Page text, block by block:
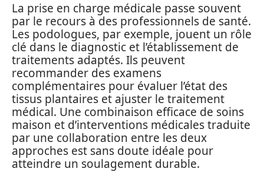
La prise en charge médicale passe souvent
par le recours à des professionnels de santé.
Les podologues, par exemple, jouent un rôle
clé dans le diagnostic et l’établissement de
traitements adaptés. Ils peuvent
recommander des examens
complémentaires pour évaluer l’état des
tissus plantaires et ajuster le traitement
médical. Une combinaison efficace de soins
maison et d’interventions médicales traduite
par une collaboration entre les deux
approches est sans doute idéale pour
atteindre un soulagement durable.